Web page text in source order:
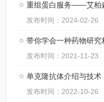
重组蛋白服务——艾柏
发布时间：2024-02-26
带你学会一种药物研
发布时间：2021-11-23
单克隆抗体介绍与技术
发布时间：2022-10-26